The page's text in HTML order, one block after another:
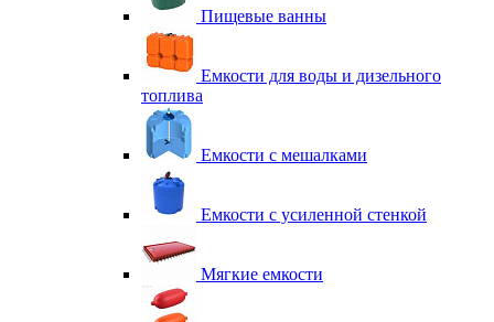
Пищевые ванны
Емкости для воды и дизельного
топлива
Емкости с мешалками
Емкости с усиленной стенкой
Мягкие емкости